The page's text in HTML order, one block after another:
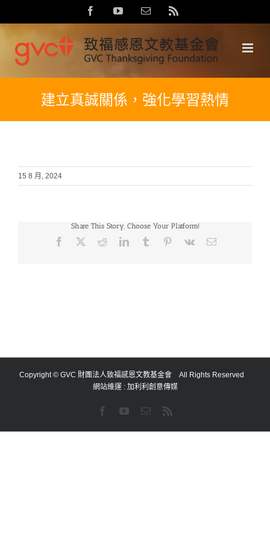
to
content
FacebookYouTubeEmail:
建立真誠關係，強化學習熱情
15 8 月, 2024
Share This Story, Choose Your Platform!
Facebook RedditLinkedInTumblr Pinterest
Vk Email:
Copyright © GVC 財團法人致福感恩文教基金會 All Rights Reserved
網站維運 : 加利利創意傳媒
FacebookYouTube
Email: